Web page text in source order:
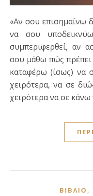
«Αν σου επισημαίνω διαρκώς τα λάθη σου, αν ζω για
να σου
συμπεριφερθεί, αν
σου μάθω πώς πρέπει
καταφέρω (ίσως) να
χειρότερα, να σε
χειρότερα να σε κάνω
ΒΙΒΛΊΟ ,